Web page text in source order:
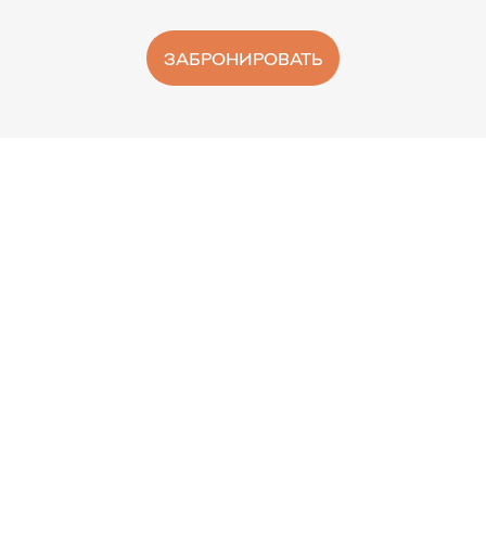
ЗАБРОНИРОВАТЬ